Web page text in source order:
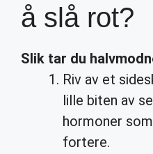
å slå rot?
Slik tar du
Riv av et
lille biten av
hormoner
fortere.